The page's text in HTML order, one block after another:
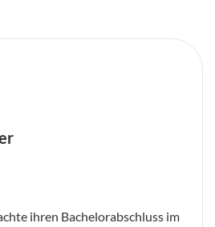
ihren Bachelorabschluss im